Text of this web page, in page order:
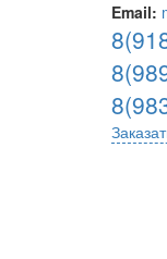
Email: